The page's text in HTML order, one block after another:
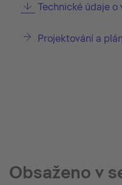
Technické údaje o
Projektování a
Obsaženo v